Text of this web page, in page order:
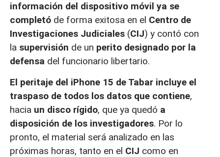
información del dispositivo móvil ya se
completó de forma exitosa en el Centro de
Investigaciones Judiciales (CIJ) y contó con
la supervisión de un perito designado por la
defensa del funcionario libertario.
El peritaje del iPhone 15 de Tabar incluye el
traspaso de todos los datos que contiene,
hacia un disco rígido, que ya quedó a
disposición de los investigadores. Por lo
pronto, el material será analizado en las
próximas horas, tanto en el CIJ como en